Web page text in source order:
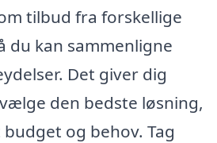
tilbud fra forskellige
du kan sammenligne
Det giver dig
den bedste løsning,
og behov. Tag